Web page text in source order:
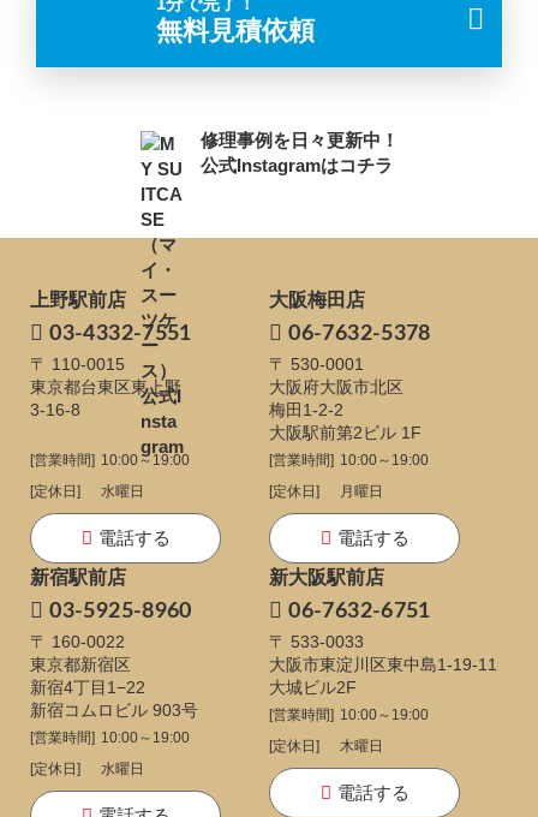
無料見積依頼
修理事例を日々更新中！
公式Instagramはコチラ
上野駅前店
03-4332-7551
〒 110-0015
東京都台東区東上野
3-16-8
[営業時間] 10:00～19:00
[定休日]
水曜日
電話する
大阪梅田店
06-7632-5378
〒 530-0001
大阪府大阪市北区
梅田1-2-2
大阪駅前第2ビル 1F
[営業時間] 10:00～19:00
[定休日]
月曜日
電話する
新宿駅前店
03-5925-8960
〒 160-0022
東京都新宿区
新宿4丁目1−22
新宿コムロビル 903号
[営業時間] 10:00～19:00
[定休日]
水曜日
新大阪駅前店
06-7632-6751
〒 533-0033
大阪市東淀川区東中島1-19-11
大城ビル2F
[営業時間] 10:00～19:00
[定休日]
木曜日
電話する